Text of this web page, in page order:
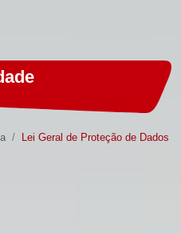
Lei Geral de Proteção de Dados